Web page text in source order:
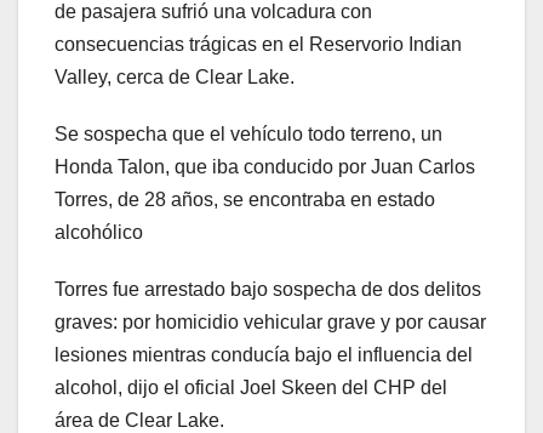
de pasajera sufrió una volcadura con
consecuencias trágicas en el Reservorio Indian
Valley, cerca de Clear Lake.
Se sospecha que el vehículo todo terreno, un
Honda Talon, que iba conducido por Juan Carlos
Torres, de 28 años, se encontraba en estado
alcohólico
Torres fue arrestado bajo sospecha de dos delitos
graves: por homicidio vehicular grave y por causar
lesiones mientras conducía bajo el influencia del
alcohol, dijo el oficial Joel Skeen del CHP del
área de Clear Lake.